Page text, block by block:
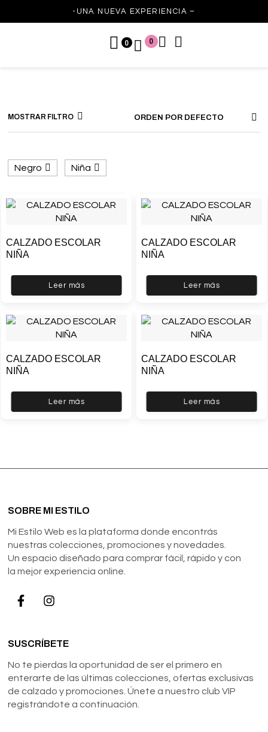
-UNA NUEVA EXPERIENCIA –
0 0
MOSTRAR FILTRO ORDEN POR DEFECTO
Negro Niña
Leer más
CALZADO ESCOLAR
NIÑA
Leer más
CALZADO ESCOLAR
NIÑA
Leer más
CALZADO ESCOLAR
NIÑA
Leer más
CALZADO ESCOLAR
NIÑA
SOBRE MI ESTILO
Mi Estilo Web es la plataforma donde encontrás
nuestras colecciones, promociones y novedades.
Un espacio diseñado para comprar fácil, rápido y con
la mejor experiencia online.
SUSCRÍBETE
No te pierdas la oportunidad de ser el primero en
enterarte de las últimas colecciones, ofertas exclusivas
de calzado y promociones. Únete a nuestro club VIP
registrándote a continuación.